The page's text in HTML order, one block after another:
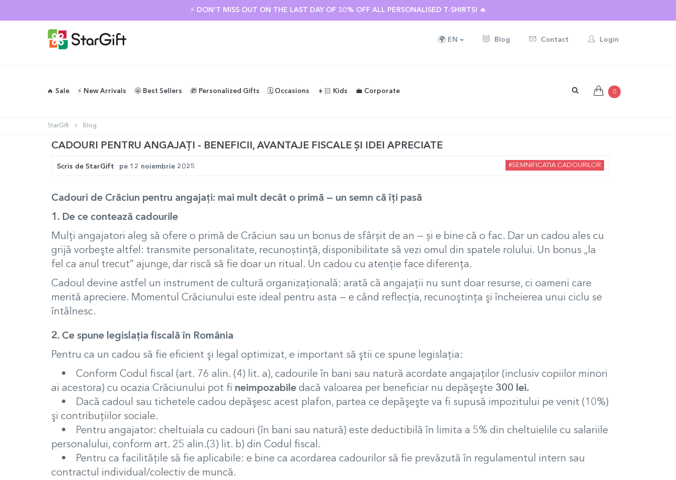
⚡ DON’T MISS OUT ON THE LAST DAY OF 30% OFF ALL PERSONALISED T-SHIRTS! 🔥
🌍 EN Blog Contact Login
🔥 Sale ⚡️ New Arrivals 🤩 Best Sellers 🎁 Personalized Gifts 🗓️ Occasions 👧🏻 Kids 💼 Corporate 0
StarGift Blog
CADOURI PENTRU ANGAJAȚI - BENEFICII, AVANTAJE FISCALE ȘI IDEI APRECIATE
Scris de StarGift pe 12 noiembrie 2025 #SEMNIFICATIA CADOURILOR
Cadouri de Crăciun pentru angajați: mai mult decât o primă — un semn că îți pasă
1. De ce contează cadourile
Mulți angajatori aleg să ofere o primă de Crăciun sau un bonus de sfârșit de an — și e bine că o fac. Dar un cadou ales cu
grijă vorbeşte altfel: transmite personalitate, recunoștință, disponibilitate să vezi omul din spatele rolului. Un bonus „la
fel ca anul trecut” ajunge, dar riscă să fie doar un ritual. Un cadou cu atenţie face diferenţa.
Cadoul devine astfel un instrument de cultură organizaţională: arată că angajaţii nu sunt doar resurse, ci oameni care
merită apreciere. Momentul Crăciunului este ideal pentru asta — e când reflecţia, recunoştinţa şi încheierea unui ciclu se
întâlnesc.
2. Ce spune legislaţia fiscală în România
Pentru ca un cadou să fie eficient şi legal optimizat, e important să ştii ce spune legislaţia:
• Conform Codul fiscal (art. 76 alin. (4) lit. a), cadourile în bani sau natură acordate angajaţilor (inclusiv copiilor minori
ai acestora) cu ocazia Crăciunului pot fi neimpozabile dacă valoarea per beneficiar nu depăşeşte 300 lei.
• Dacă cadoul sau tichetele cadou depăşesc acest plafon, partea ce depăşeşte va fi supusă impozitului pe venit (10%)
şi contribuţiilor sociale.
• Pentru angajator: cheltuiala cu cadouri (în bani sau natură) este deductibilă în limita a 5% din cheltuielile cu salariile
personalului, conform art. 25 alin.(3) lit. b) din Codul fiscal.
• Pentru ca facilităţile să fie aplicabile: e bine ca acordarea cadourilor să fie prevăzută în regulamentul intern sau
contractul individual/colectiv de muncă.